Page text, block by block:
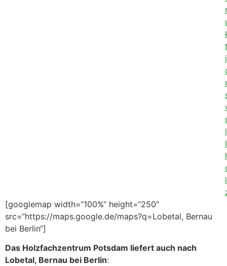
i
l
l
l
[googlemap width=“100%“ height=“250″
src=“https://maps.google.de/maps?q=Lobetal, Bernau
bei Berlin“]
Das Holzfachzentrum Potsdam liefert auch nach
Lobetal, Bernau bei Berlin: